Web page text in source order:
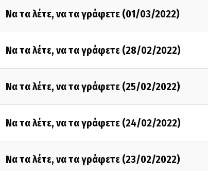
Να τα λέτε, να τα γράφετε (01/03/2022)
Να τα λέτε, να τα γράφετε (28/02/2022)
Να τα λέτε, να τα γράφετε (25/02/2022)
Να τα λέτε, να τα γράφετε (24/02/2022)
Να τα λέτε, να τα γράφετε (23/02/2022)